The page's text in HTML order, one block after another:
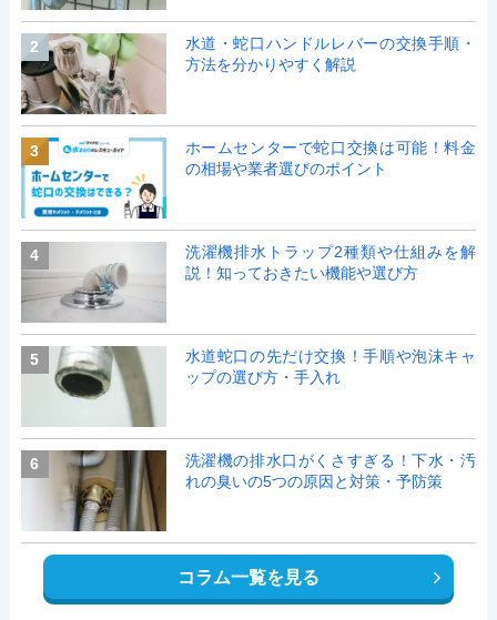
2
水道・蛇口ハンドルレバーの交換手順・
方法を分かりやすく解説
3
ホームセンターで蛇口交換は可能！料金
の相場や業者選びのポイント
4
洗濯機排水トラップ2種類や仕組みを解
説！知っておきたい機能や選び方
5
水道蛇口の先だけ交換！手順や泡沫キャ
ップの選び方・手入れ
6
洗濯機の排水口がくさすぎる！下水・汚
れの臭いの5つの原因と対策・予防策
コラム一覧を見る